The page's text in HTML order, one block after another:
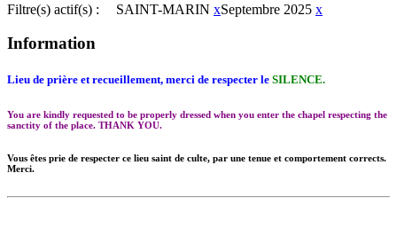
Filtre(s) actif(s) : SAINT-MARIN xSeptembre 2025 x
Information
Lieu de prière et recueillement, merci de respecter le SILENCE.
You are kindly requested to be properly dressed when you enter the chapel respecting the
sanctity of the place. THANK YOU.
Vous êtes prie de respecter ce lieu saint de culte, par une tenue et comportement corrects.
Merci.